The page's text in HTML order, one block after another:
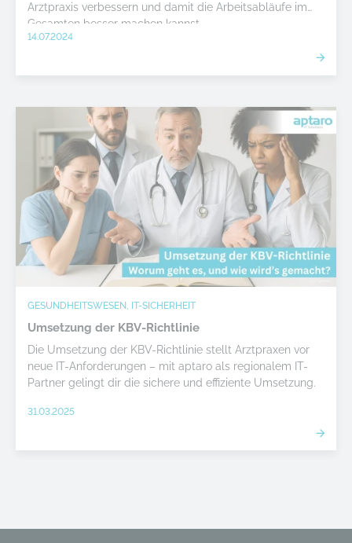
Arztpraxis verbessern und damit die Arbeitsabläufe im
Gesamten besser machen kannst.
14.07.2024
GESUNDHEITSWESEN, IT-SICHERHEIT
Umsetzung der KBV-Richtlinie
Die Umsetzung der KBV-Richtlinie stellt Arztpraxen vor
neue IT-Anforderungen – mit aptaro als regionalem IT-
Partner gelingt dir die sichere und effiziente Umsetzung.
31.03.2025